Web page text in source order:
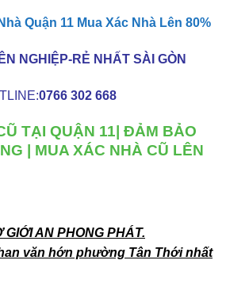
TẠI QUẬN 11| ĐẢM BẢO
| MUA XÁC NHÀ CŨ LÊN
GIỚI AN PHONG PHÁT.
văn hớn phường Tân Thới nhất